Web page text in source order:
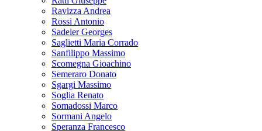
Ravizza Andrea
Rossi Antonio
Sadeler Georges
Saglietti Maria Corrado
Sanfilippo Massimo
Scomegna Gioachino
Semeraro Donato
Sgargi Massimo
Soglia Renato
Somadossi Marco
Sormani Angelo
Speranza Francesco